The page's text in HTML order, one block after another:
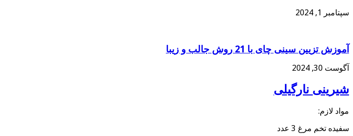
سپتامبر 1, 2024
آموزش تزیین سینی چای با 21 روش جالب و زیبا
آگوست 30, 2024
شیرینی نارگیلی
مواد لازم:
سفیده تخم مرغ 3 عدد